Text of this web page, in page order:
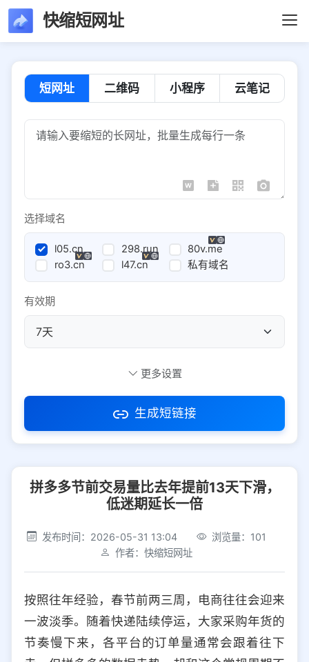
快缩短网址
短网址 二维码 小程序 云笔记
选择域名
l05.cn 298.run
80v.me
ro3.cn
l47.cn 私有域名
有效期
访问密码
社交平台 电商平台
选择防红平台类型，避免链接被拦截
平台设置
iOS Android PC 其他
选择允许访问的平台类型
更多设置
生成短链接
拼多多节前交易量比去年提前13天下滑，
低迷期延长一倍
发布时间：2026-05-31 13:04
浏览量：101
作者：快缩短网址
按照往年经验，春节前两三周，电商往往会迎来
一波淡季。随着快递陆续停运，大家采购年货的
节奏慢下来，各平台的订单量通常会跟着往下